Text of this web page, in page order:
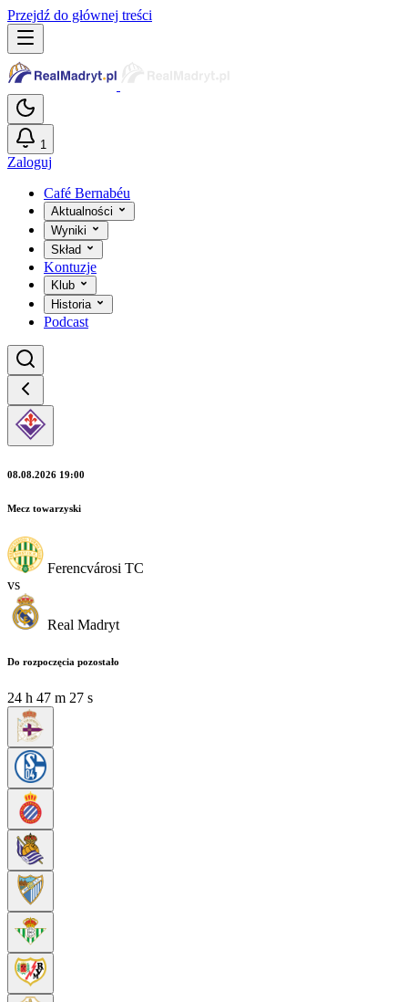
Przejdź do głównej treści
1
Zaloguj
Café Bernabéu
Aktualności
Wyniki
Skład
Kontuzje
Klub
Historia
Podcast
08.08.2026 19:00
Mecz towarzyski
Ferencvárosi TC
vs
Real Madryt
Do rozpoczęcia pozostało
24 h 47 m 26 s